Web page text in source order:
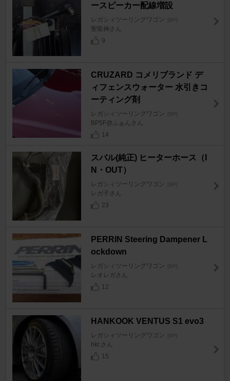
ースピーカー配線増設
レガシィツーリングワゴン [BP]
聖龍神さん
9
CRUZARD コメリブランド デ
ィフェンスウォーター 水引きコ
ーティング剤
レガシィツーリングワゴン [BP]
BP5F@ふぁんさん
14
スバル(純正) ヒーターホース（I
N・OUT）
レガシィツーリングワゴン [BP]
レガ子さん
23
PERRIN Steering Dampener L
ockdown
レガシィツーリングワゴン [BP]
レオレガさん
12
HANKOOK VENTUS S1 evo3
レガシィツーリングワゴン [BP]
hkr.さん
15